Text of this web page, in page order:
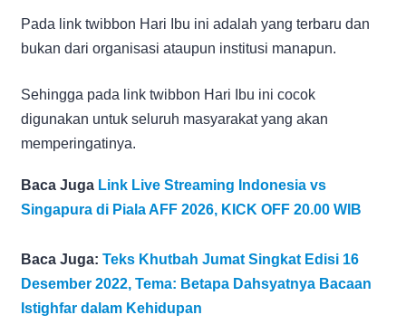
Pada link twibbon Hari Ibu ini adalah yang terbaru dan
bukan dari organisasi ataupun institusi manapun.
Sehingga pada link twibbon Hari Ibu ini cocok
digunakan untuk seluruh masyarakat yang akan
memperingatinya.
Baca Juga Link Live Streaming Indonesia vs
Singapura di Piala AFF 2026, KICK OFF 20.00 WIB
Baca Juga: Teks Khutbah Jumat Singkat Edisi 16
Desember 2022, Tema: Betapa Dahsyatnya Bacaan
Istighfar dalam Kehidupan